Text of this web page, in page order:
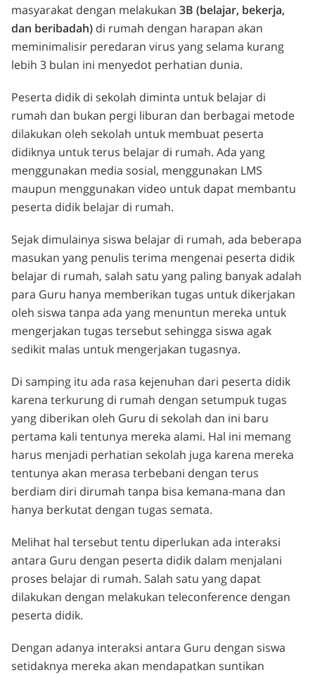
masyarakat dengan melakukan 3B (belajar, bekerja,
dan beribadah) di rumah dengan harapan akan
meminimalisir peredaran virus yang selama kurang
lebih 3 bulan ini menyedot perhatian dunia.
Peserta didik di sekolah diminta untuk belajar di
rumah dan bukan pergi liburan dan berbagai metode
dilakukan oleh sekolah untuk membuat peserta
didiknya untuk terus belajar di rumah. Ada yang
menggunakan media sosial, menggunakan LMS
maupun menggunakan video untuk dapat membantu
peserta didik belajar di rumah.
Sejak dimulainya siswa belajar di rumah, ada beberapa
masukan yang penulis terima mengenai peserta didik
belajar di rumah, salah satu yang paling banyak adalah
para Guru hanya memberikan tugas untuk dikerjakan
oleh siswa tanpa ada yang menuntun mereka untuk
mengerjakan tugas tersebut sehingga siswa agak
sedikit malas untuk mengerjakan tugasnya.
Di samping itu ada rasa kejenuhan dari peserta didik
karena terkurung di rumah dengan setumpuk tugas
yang diberikan oleh Guru di sekolah dan ini baru
pertama kali tentunya mereka alami. Hal ini memang
harus menjadi perhatian sekolah juga karena mereka
tentunya akan merasa terbebani dengan terus
berdiam diri dirumah tanpa bisa kemana-mana dan
hanya berkutat dengan tugas semata.
Melihat hal tersebut tentu diperlukan ada interaksi
antara Guru dengan peserta didik dalam menjalani
proses belajar di rumah. Salah satu yang dapat
dilakukan dengan melakukan teleconference dengan
peserta didik.
Dengan adanya interaksi antara Guru dengan siswa
setidaknya mereka akan mendapatkan suntikan